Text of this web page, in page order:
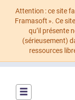
Attention : ce site
Framasoft ». Ce
qu’il présente
(sérieusement)
ressources
contenu